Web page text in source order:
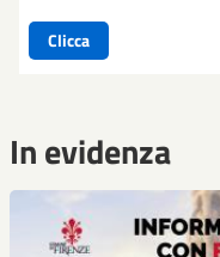
Clicca
In evidenza